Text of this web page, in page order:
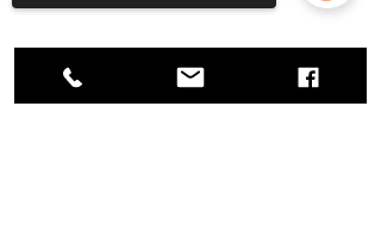
Politica de livrare și retur